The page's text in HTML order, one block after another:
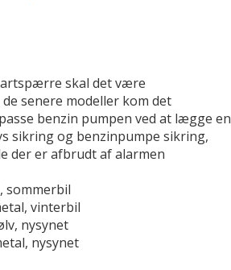
skal det være
senere modeller kom det
benzin pumpen ved at lægge en
sikring og benzinpumpe sikring,
der er afbrudt af alarmen
sommerbil
vinterbil
nysynet
nysynet